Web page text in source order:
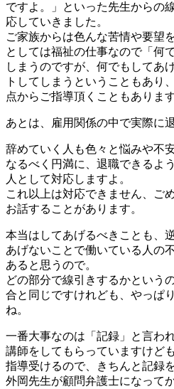
ですよ。」といった先生からの
応していきました。
ご家族からは色んな苦情や要望
としては福祉の仕事なので「何
しまうのですが、何でもしてあ
トしてしまうということもあり
点からご指導頂くこともあります
あとは、雇用関係の中で実際に
辞めていく人も色々と悩みや不
なるべく円満に、退職できるよ
人として対応しますよ。
これ以上は対応できません、ご
お話することがあります。
本当はしてあげるべきことも、
あげないことで働いている人の
あると思うので。
どの部分で線引きするかという
合と同じですけれども、やっぱ
ね。
一番大事なのは「記録」と言わ
講師をしてもらっていますけど
指導受けるので、きちんと記録
外岡先生が顧問弁護士になって